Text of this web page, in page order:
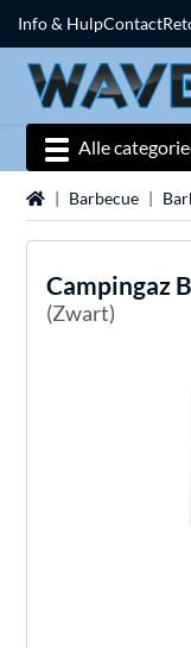
Info & HulpContact
Alle
Home Barbecue
Campingaz
(Zwart)